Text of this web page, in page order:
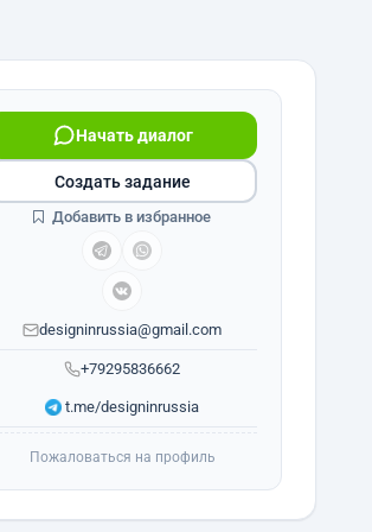
+79295836662
Начать диалог
designinrussia@gmail.com
t.me/designinrussia
Создать задание
Добавить в избранное
Пожаловаться на профиль